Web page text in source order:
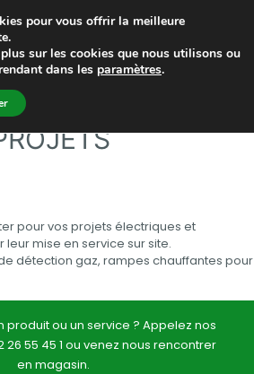
pour vos projets électriques et
mise en service sur site.
détection gaz, rampes chauffantes pour
produit ou un service ? Appelez nos
26 55 45 1 ou venez nous rencontrer
en magasin.
pour vous offrir la meilleure
sur les cookies que nous utilisons ou
dans les paramètres.